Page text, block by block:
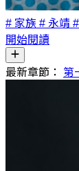
# 家族 # 永靖
開始閱讀
最新章節： 第